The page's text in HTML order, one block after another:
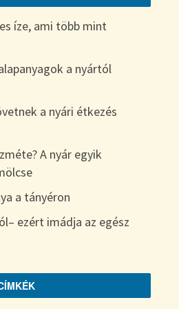
íze, ami több mint
a nyártól
a nyári étkezés
A nyár egyik
a tányéron
ezért imádja az egész